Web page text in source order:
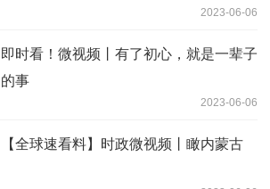
2023-06-06
即时看！微视频丨有了初心，就是一辈子
的事
2023-06-06
【全球速看料】时政微视频丨瞰内蒙古